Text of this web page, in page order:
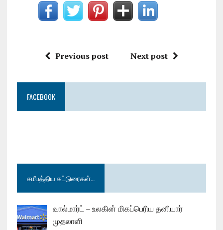
Previous post Next post
FACEBOOK
சமீபத்திய கட்டுரைகள்…
வால்மார்ட் – உலகின் மிகப்பெரிய தனியார்
முதலாளி